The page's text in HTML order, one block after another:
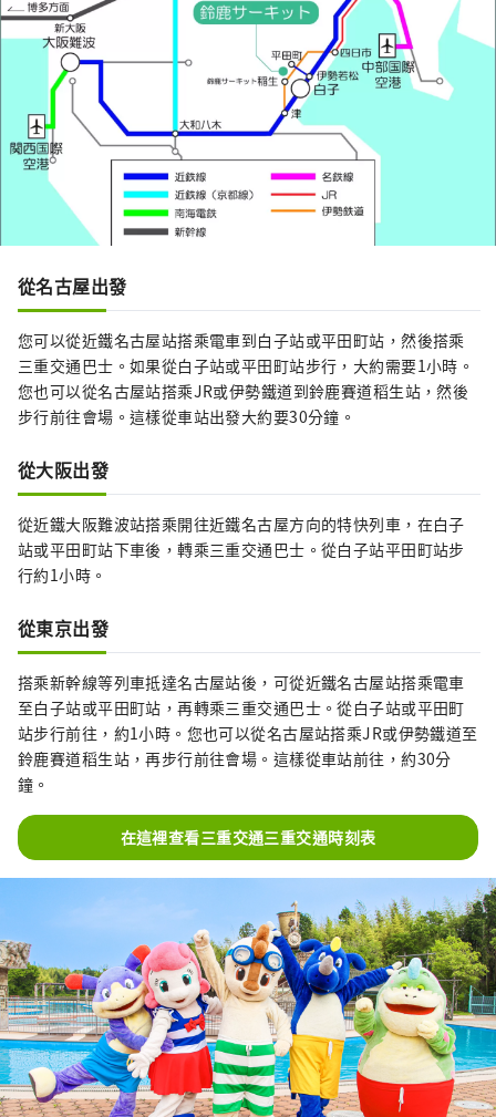
從名古屋出發
您可以從近鐵名古屋站搭乘電車到白子站或平田町站，然後搭乘
三重交通巴士。如果從白子站或平田町站步行，大約需要1小時。
您也可以從名古屋站搭乘JR或伊勢鐵道到鈴鹿賽道稻生站，然後
步行前往會場。這樣從車站出發大約要30分鐘。
從大阪出發
從近鐵大阪難波站搭乘開往近鐵名古屋方向的特快列車，在白子
站或平田町站下車後，轉乘三重交通巴士。從白子站平田町站步
行約1小時。
從東京出發
搭乘新幹線等列車抵達名古屋站後，可從近鐵名古屋站搭乘電車
至白子站或平田町站，再轉乘三重交通巴士。從白子站或平田町
站步行前往，約1小時。您也可以從名古屋站搭乘JR或伊勢鐵道至
鈴鹿賽道稻生站，再步行前往會場。這樣從車站前往，約30分
鐘。
在這裡查看三重交通三重交通時刻表